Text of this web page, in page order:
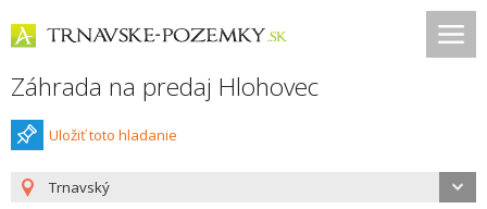
Záhrada na predaj Hlohovec
Uložiť toto hladanie
Trnavský